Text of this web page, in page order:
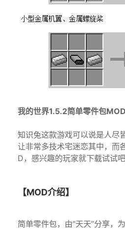
我的世界1.5.2简单零件包MOD
知识兔这款游戏可以说是人尽
让非常多技术宅迷恋其中，而
D，感兴趣的玩家就下载试试吧
【MOD介绍】
简单零件包，由“天天”分享，